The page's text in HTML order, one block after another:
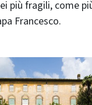
più fragili, come
Francesco.